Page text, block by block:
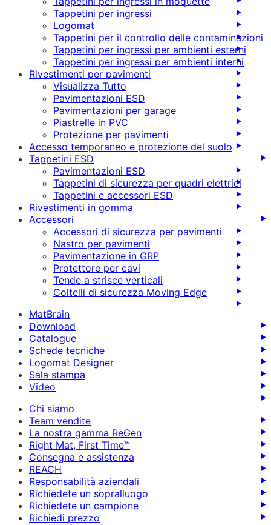
Tappetini per ingressi
Logomat
Tappetini per il controllo delle contaminazioni
Tappetini per ingressi per ambienti esterni
Tappetini per ingressi per ambienti interni
Rivestimenti per pavimenti
Visualizza Tutto
Pavimentazioni ESD
Pavimentazioni per garage
Piastrelle in PVC
Protezione per pavimenti
Accesso temporaneo e protezione del suolo
Tappetini ESD
Pavimentazioni ESD
Tappetini di sicurezza per quadri elettrici
Tappetini e accessori ESD
Rivestimenti in gomma
Accessori
Accessori di sicurezza per pavimenti
Nastro per pavimenti
Pavimentazione in GRP
Protettore per cavi
Tende a strisce verticali
Coltelli di sicurezza Moving Edge
MatBrain
Download
Catalogue
Schede tecniche
Logomat Designer
Sala stampa
Video
Chi siamo
Team vendite
La nostra gamma ReGen
Right Mat, First Time™
Consegna e assistenza
REACH
Responsabilità aziendali
Richiedete un sopralluogo
Richiedete un campione
Richiedi prezzo